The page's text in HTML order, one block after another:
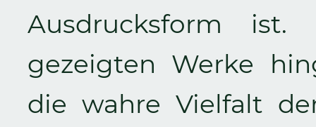
Ausdrucksform
gezeigten Werke
die wahre Vielfalt